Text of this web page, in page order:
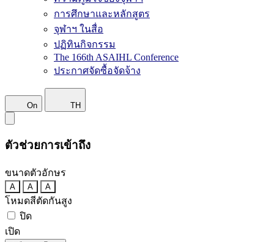
การศึกษาและหลักสูตร
จุฬาฯ ในสื่อ
ปฏิทินกิจกรรม
The 166th ASAIHL Conference
ประกาศจัดซื้อจัดจ้าง
On TH
ตัวช่วยการเข้าถึง
ขนาดตัวอักษร
A A A
โหมดสีตัดกันสูง
ปิด
เปิด